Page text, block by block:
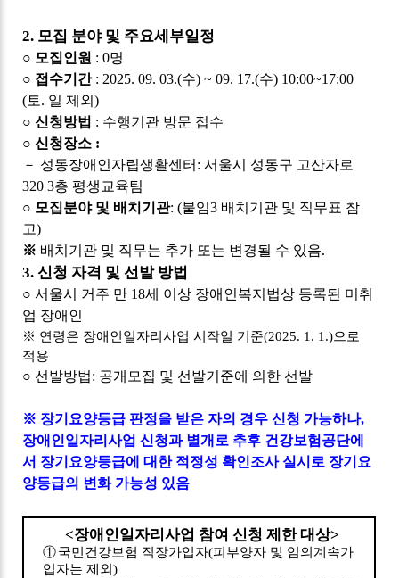
2. 모집 분야 및 주요세부일정
○ 모집인원 : 0명
○ 접수기간 : 2025. 09. 03.(수) ~ 09. 17.(수) 10:00~17:00
(토. 일 제외)
○신청방법 : 수행기관 방문 접수
○신청장소 :
－ 성동장애인자립생활센터 :서울시 성동구 고산자로
320 3층 평생교육팀
○ 모집분야 및 배치기관: (붙임3 배치기관 및 직무표 참
고)
※ 배치기관 및 직무는 추가 또는 변경될 수 있음.
3.신청 자격 및 선발 방법
○서울시 거주 만 18세 이상 장애인복지법상 등록된 미취
업 장애인
※ 연령은 장애인일자리사업 시작일 기준(2025. 1. 1.)으로
적용
○ 선발방법: 공개모집 및 선발기준에 의한 선발
※ 장기요양등급 판정을 받은 자의 경우 신청 가능하나,
장애인일자리사업 신청과 별개로 추후 건강보험공단에
서 장기요양등급에 대한 적정성 확인조사 실시로 장기요
양등급의 변화 가능성 있음
<장애인일자리사업 참여 신청 제한 대상>
①국민건강보험 직장가입자(피부양자 및 임의계속가
입자는 제외 )